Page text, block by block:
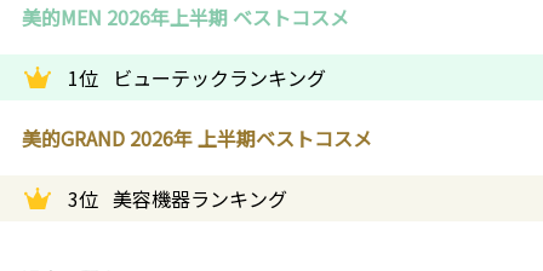
美的MEN 2026年上半期 ベストコスメ
1位 ビューテックランキング
美的GRAND 2026年 上半期ベストコスメ
3位 美容機器ランキング